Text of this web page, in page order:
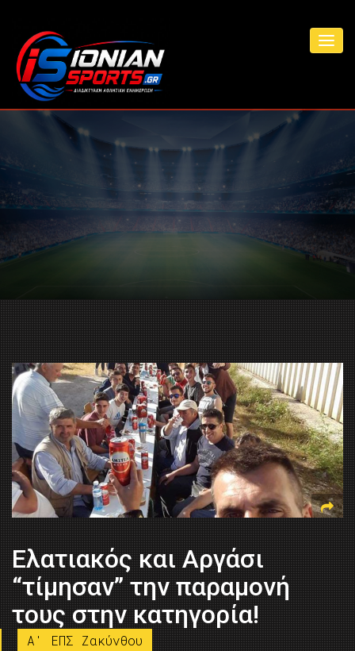
Ελατιακός και Αργάσι
“τίμησαν” την παραμονή
τους στην κατηγορία!
A' ΕΠΣ Ζακύνθου